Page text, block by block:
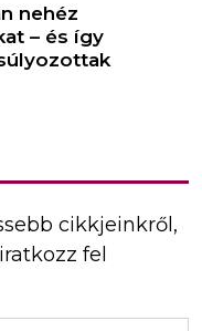
nehéz
– és így
cikkjeinkről,
fel